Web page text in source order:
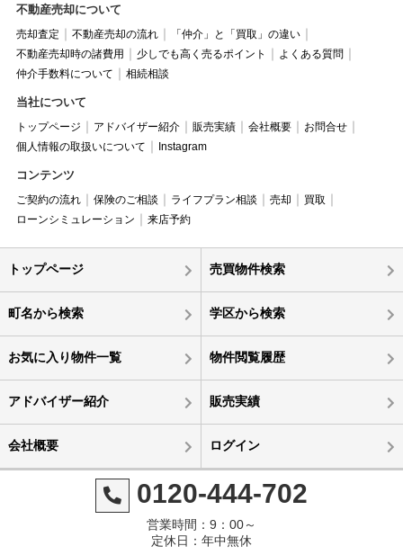
不動産売却について
売却査定 不動産売却の流れ
「仲介」と「買取」の違い
不動産売却時の諸費用
少しでも高く売るポイント
よくある質問
仲介手数料について
相続相談
当社について
トップページ アドバイザー紹介 販売実績 会社概要
お問合せ
個人情報の取扱いについて
Instagram
コンテンツ
ご契約の流れ 保険のご相談 ライフプラン相談 売却
買取
ローンシミュレーション
来店予約
トップページ 売買物件検索
町名から検索 学区から検索
お気に入り物件一覧 物件閲覧履歴
アドバイザー紹介 販売実績
会社概要 ログイン
0120-444-702
営業時間：9：00～
定休日：年中無休